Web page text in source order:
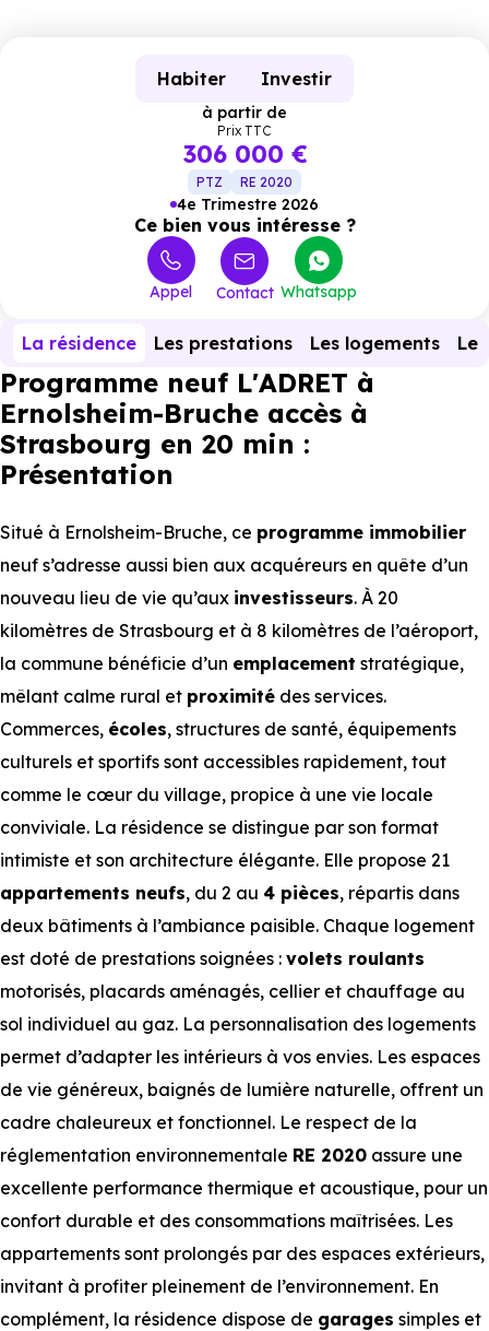
Habiter Investir
à partir de
Prix TTC
306 000 €
PTZ RE 2020
4e Trimestre 2026
Ce bien vous intéresse ?
Appel Contact Whatsapp
La résidence Les prestations Les logements Le
Programme neuf L'ADRET à
Ernolsheim-Bruche accès à
Strasbourg en 20 min :
Présentation
Situé à Ernolsheim-Bruche, ce programme immobilier
neuf s’adresse aussi bien aux acquéreurs en quête d’un
nouveau lieu de vie qu’aux investisseurs. À 20
kilomètres de Strasbourg et à 8 kilomètres de l’aéroport,
la commune bénéficie d’un emplacement stratégique,
mêlant calme rural et proximité des services.
Commerces, écoles, structures de santé, équipements
culturels et sportifs sont accessibles rapidement, tout
comme le cœur du village, propice à une vie locale
conviviale. La résidence se distingue par son format
intimiste et son architecture élégante. Elle propose 21
appartements neufs, du 2 au 4 pièces, répartis dans
deux bâtiments à l’ambiance paisible. Chaque logement
est doté de prestations soignées : volets roulants
motorisés, placards aménagés, cellier et chauffage au
sol individuel au gaz. La personnalisation des logements
permet d’adapter les intérieurs à vos envies. Les espaces
de vie généreux, baignés de lumière naturelle, offrent un
cadre chaleureux et fonctionnel. Le respect de la
réglementation environnementale RE 2020 assure une
excellente performance thermique et acoustique, pour un
confort durable et des consommations maîtrisées. Les
appartements sont prolongés par des espaces extérieurs,
invitant à profiter pleinement de l’environnement. En
complément, la résidence dispose de garages simples et